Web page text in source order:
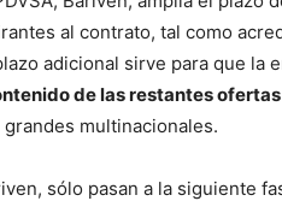
al contrato, tal como
adicional sirve para que la
de las restantes ofertas
multinacionales.
sólo pasan a la siguiente